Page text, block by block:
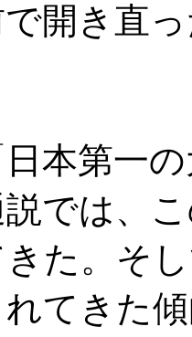
開き直
本第一
では、
た。そ
てきた